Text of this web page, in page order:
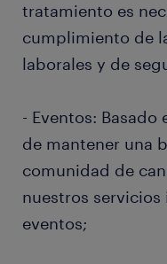
tratamiento es
cumplimiento de
laborales y de
- Eventos:
de mantener una
comunidad de
nuestros
eventos;